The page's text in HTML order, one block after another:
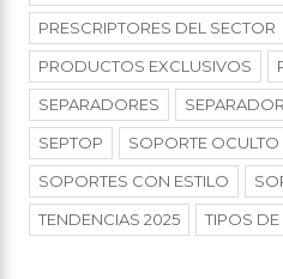
PRESCRIPTORES DEL SECTOR
PRODUCTOS EXCLUSIVOS
SEPARADORES
SEPTOP
SOPORTE OCULTO
SOPORTES CON ESTILO
TENDENCIAS 2025
TIPOS DE